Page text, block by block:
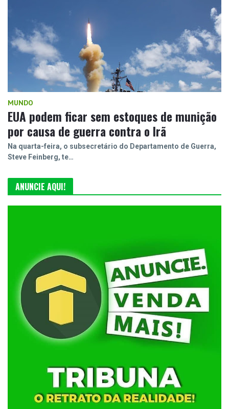
MUNDO
EUA podem ficar sem estoques de munição
por causa de guerra contra o Irã
Na quarta-feira, o subsecretário do Departamento de Guerra,
Steve Feinberg, te…
ANUNCIE AQUI!